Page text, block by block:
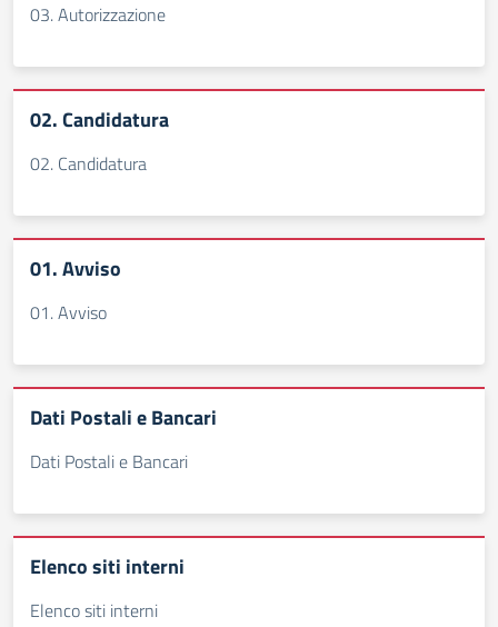
03. Autorizzazione
02. Candidatura
02. Candidatura
01. Avviso
01. Avviso
Dati Postali e Bancari
Dati Postali e Bancari
Elenco siti interni
Elenco siti interni